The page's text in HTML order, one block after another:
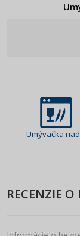
Umývačka
RECENZIE